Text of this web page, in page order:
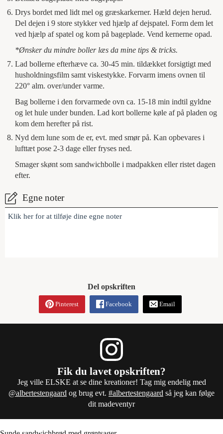
Drys bordet med lidt mel og græskarkerner. Hæld dejen herud.
Del dejen i 9 store stykker ved hjælp af dejspatel. Form dem let
ved hjælp af spatel og kom på bageplade. Vend kernerne opad.
*Ønsker du mindre boller læs da mine tips & tricks.
Lad bollerne efterhæve ca. 30-45 min. tildækket forsigtigt med
husholdningsfilm samt viskestykke. Forvarm imens ovnen til
220° alm. over/under varme.
Bag bollerne i den forvarmede ovn ca. 15-18 min indtil gyldne
og let hule under bunden. Lad kort bollerne køle af på pladen og
kom dem herefter på rist.
Nyd dem lune som de er, evt. med smør på. Kan opbevares i
lufttæt pose 2-3 dage eller fryses ned.
Smager skønt som sandwichbolle i madpakken eller ristet dagen
efter.
Egne noter
Klik her for at tilføje dine egne noter
Del opskriften
Pinterest Facebook Email
Fik du lavet opskriften?
Jeg ville ELSKE at se dine kreationer! Tag mig endelig med
@albertestengaard og brug evt. #albertestengaard så jeg kan følge
dit madeventyr